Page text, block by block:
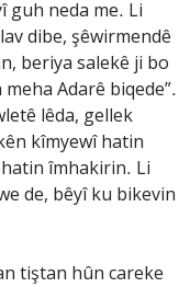
guh neda me. Li
dibe, şêwirmendê
beriya salekê ji bo
Adarê biqede”.
lêda, gellek
kîmyewî hatin
îmhakirin. Li
de, bêyî ku bikevin
tiştan hûn careke